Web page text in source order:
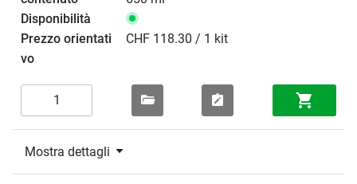
CHF 118.30 / 1 kit
Mostra dettagli